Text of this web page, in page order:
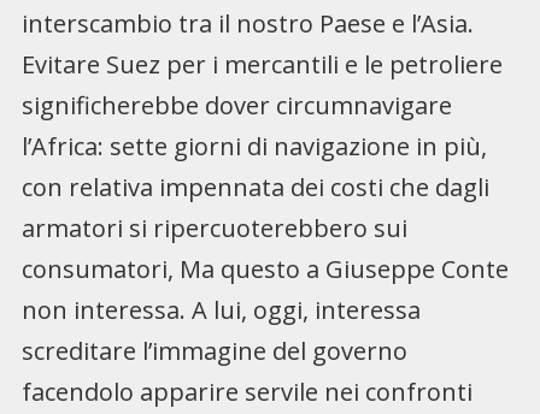
interscambio tra il nostro Paese e l’Asia.
Evitare Suez per i mercantili e le petroliere
significherebbe dover circumnavigare
l’Africa: sette giorni di navigazione in più,
con relativa impennata dei costi che dagli
armatori si ripercuoterebbero sui
consumatori, Ma questo a Giuseppe Conte
non interessa. A lui, oggi, interessa
screditare l’immagine del governo
facendolo apparire servile nei confronti